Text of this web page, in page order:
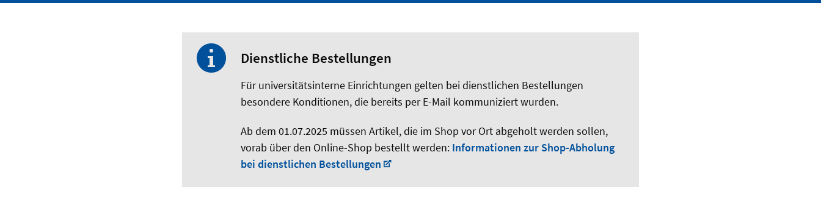
Dienstliche Bestellungen
Für universitätsinterne Einrichtungen gelten bei dienstlichen Bestellungen
besondere Konditionen, die bereits per E-Mail kommuniziert wurden.
Ab dem 01.07.2025 müssen Artikel, die im Shop vor Ort abgeholt werden sollen,
vorab über den Online-Shop bestellt werden: Informationen zur Shop-Abholung
bei dienstlichen Bestellungen